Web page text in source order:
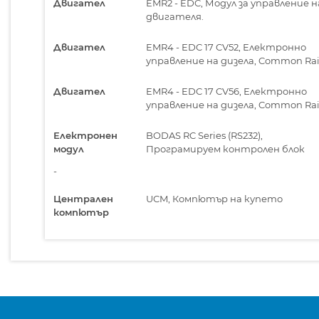
Двигател
EMR2 - EDC, Модул за управление
двигателя.
Двигател
EMR4 - EDC 17 CV52, Електронно
управление на дизела, Common
Двигател
EMR4 - EDC 17 CV56, Електронно
управление на дизела, Common
Електронен
модул
BODAS RC Series (RS232),
Програмируем контролен блок
-
Централен
компютър
UCM, Компютър на купето